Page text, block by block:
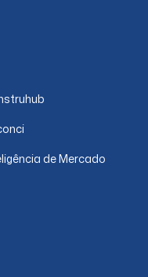
de Mercado